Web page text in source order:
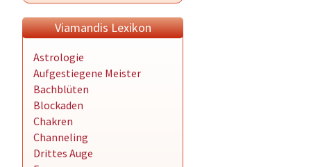
Viamandis Lexikon
Astrologie
Aufgestiegene Meister
Bachblüten
Blockaden
Chakren
Channeling
Drittes Auge